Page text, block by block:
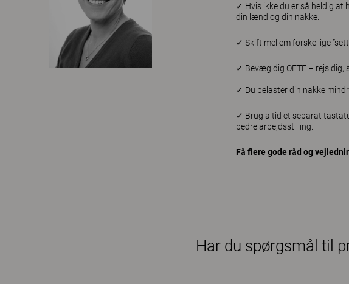
✓ Hvis ikke du er så heldig
din lænd og din nakke.
✓ Skift mellem forskellige
✓ Bevæg dig OFTE – rejs dig,
✓ Du belaster din nakke
✓ Brug altid et separat
bedre arbejdsstilling.
Få flere gode råd og
Har du spørgsmål til